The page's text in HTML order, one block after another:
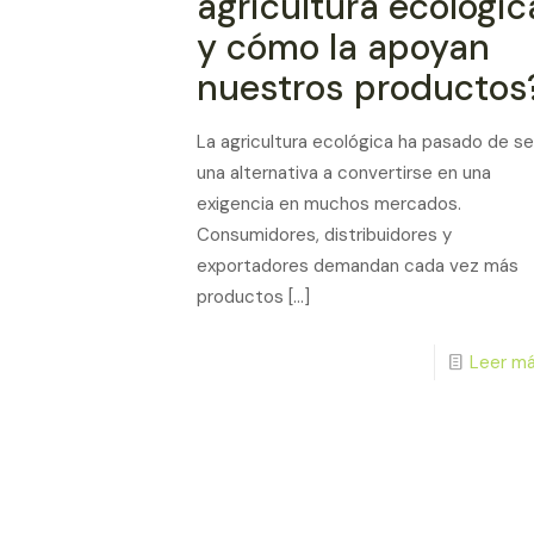
y cómo la apoyan
nuestros
La agricultura ecológica ha pasado de
una alternativa a convertirse en una
exigencia en muchos mercados.
Consumidores, distribuidores y
exportadores demandan cada vez más
productos […]
Leer